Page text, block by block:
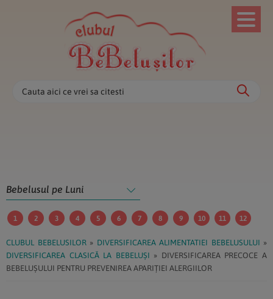
Clubul
Bebelusilor
despre
despre
Cauta
1 2 3 4 5 6 7 8 9 10 11 12
CLUBUL BEBELUSILOR» DIVERSIFICAREA ALIMENTATIEI BEBELUSULUI »
DIVERSIFICAREA CLASICĂ LA BEBELUȘI » DIVERSIFICAREA PRECOCE A
BEBELUȘULUI PENTRU PREVENIREA APARIȚIEI ALERGIILOR